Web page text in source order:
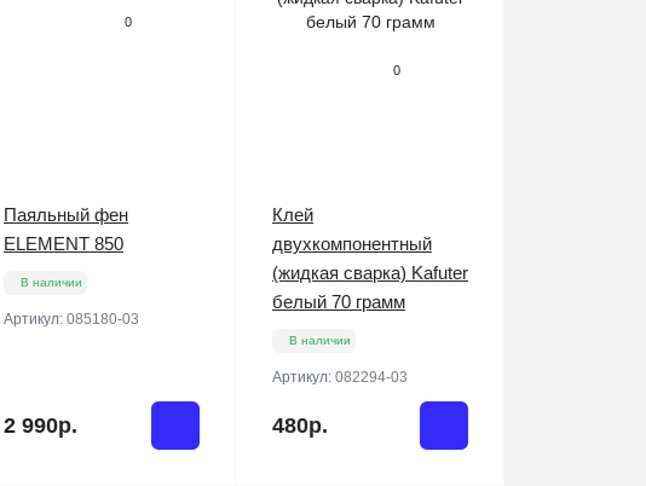
0
Паяльный фен
ELEMENT 850
В наличии
Артикул: 085180-03
2 990р.
0
Клей
двухкомпонентный
(жидкая сварка) Kafuter
белый 70 грамм
В наличии
Артикул: 082294-03
480р.